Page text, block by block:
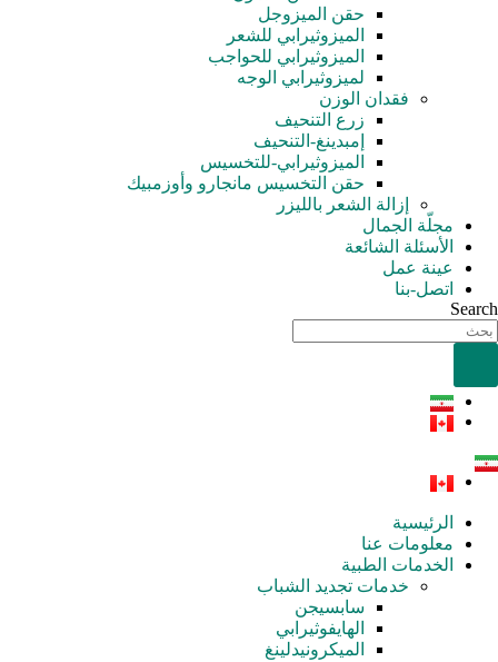
حقن الميزوجل
الميزوثيرابي للشعر
الميزوثيرابي للحواجب
لميزوثيرابي الوجه
فقدان الوزن
زرع التنحيف
إمبدينغ-التنحيف
الميزوثيرابي-للتخسيس
حقن التخسيس مانجارو وأوزمبيك
إزالة الشعر بالليزر
مجلّة الجمال
الأسئلة الشائعة
عينة عمل
اتصل-بنا
Search
الرئيسية
معلومات عنا
الخدمات الطبية
خدمات تجدید الشباب
سابسيجن
الهايفوثيرابي
الميكرونيدلينغ